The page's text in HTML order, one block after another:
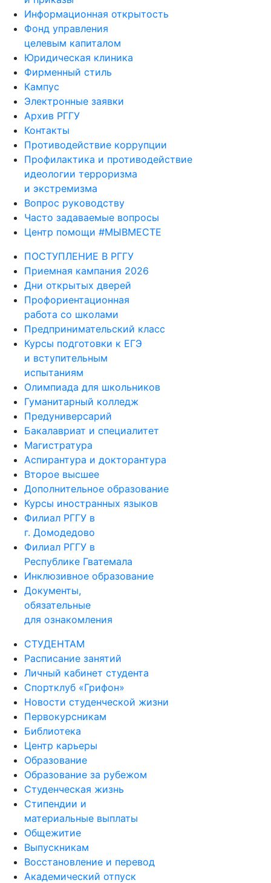
Информационная открытость
Фонд управления
целевым капиталом
Юридическая клиника
Фирменный стиль
Кампус
Электронные заявки
Архив РГГУ
Контакты
Противодействие коррупции
Профилактика и противодействие
идеологии терроризма
и экстремизма
Вопрос руководству
Часто задаваемые вопросы
Центр помощи #МЫВМЕСТЕ
ПОСТУПЛЕНИЕ В РГГУ
Приемная кампания 2026
Дни открытых дверей
Профориентационная
работа со школами
Предпринимательский класс
Курсы подготовки к ЕГЭ
и вступительным
испытаниям
Олимпиада для школьников
Гуманитарный колледж
Предуниверсарий
Бакалавриат и специалитет
Магистратура
Аспирантура и докторантура
Второе высшее
Дополнительное образование
Курсы иностранных языков
Филиал РГГУ в
г. Домодедово
Филиал РГГУ в
Республике Гватемала
Инклюзивное образование
Документы,
обязательные
для ознакомления
СТУДЕНТАМ
Расписание занятий
Личный кабинет студента
Спортклуб «Грифон»
Новости студенческой жизни
Первокурсникам
Библиотека
Центр карьеры
Образование
Образование за рубежом
Студенческая жизнь
Стипендии и
материальные выплаты
Общежитие
Выпускникам
Восстановление и перевод
Академический отпуск